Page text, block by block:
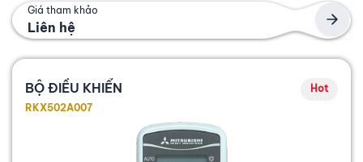
Giá tham khảo
Liên hệ
BỘ ĐIỀU KHIỂN
Hot
RKX502A007